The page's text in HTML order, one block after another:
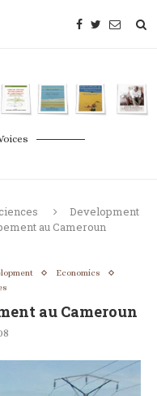
Development
au Cameroun
Economics
au Cameroun